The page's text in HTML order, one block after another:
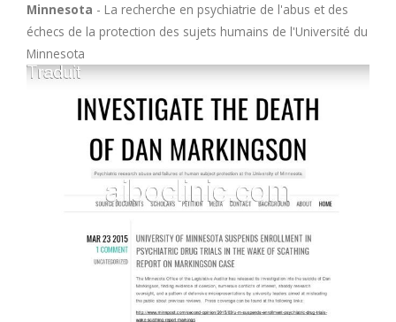
L
M
N
O
P
Q
R
Minnesota - La recherche en psychiatrie de l'abus et des
échecs de la protection des sujets humains de l'Université du
Minnesota